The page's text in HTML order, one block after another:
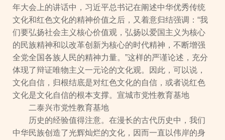
年大会上的讲话中，习近平总书记在阐述中华优秀传统
文化和红色文化的精神价值之后，又着意归结强调：“我
们要弘扬社会主义核心价值观，弘扬以爱国主义为核心
的民族精神和以改革创新为核心的时代精神，不断增强
全党全国各族人民的精神力量。”这样的严谨论述，充分
体现了辩证唯物主义一元论的文化观。因此，可以说，
文化自信，归根结底是对红色文化的自信，或者说红色
文化是文化自信的根本支撑。宣城市党性教育基地
二泰兴市党性教育基地
历史的经验值得注意。在漫长的古代历史中，我们
中华民族创造了光辉灿烂的文化，因而一直以伟岸的身